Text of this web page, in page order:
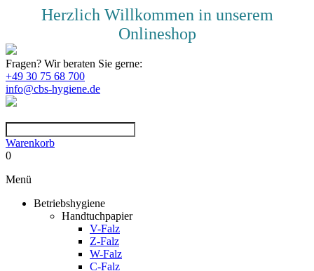
Herzlich Willkommen in unserem
Onlineshop
Fragen? Wir beraten Sie gerne:
+49 30 75 68 700
info@cbs-hygiene.de
Warenkorb
0
Menü
Betriebshygiene
Handtuchpapier
V-Falz
Z-Falz
W-Falz
C-Falz